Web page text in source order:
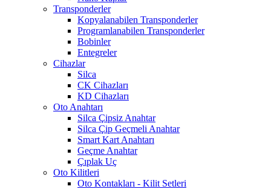
Transponderler
Kopyalanabilen Transponderler
Programlanabilen Transponderler
Bobinler
Entegreler
Cihazlar
Silca
CK Cihazları
KD Cihazları
Oto Anahtarı
Silca Çipsiz Anahtar
Silca Çip Geçmeli Anahtar
Smart Kart Anahtarı
Geçme Anahtar
Çıplak Uç
Oto Kilitleri
Oto Kontakları - Kilit Setleri